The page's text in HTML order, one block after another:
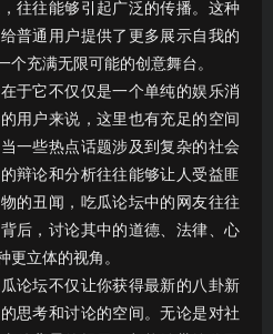
往往能够引起广泛的传播。这种
普通用户提供了更多展示自我的
个充满无限可能的创意舞台。
于它不仅仅是一个单纯的娱乐消
用户来说，这里也有充足的空间
一些热点话题涉及到复杂的社会
辩论和分析往往能够让人受益匪
的丑闻，吃瓜论坛中的网友往往
后，讨论其中的道德、法律、心
更立体的视角。
论坛不仅让你获得最新的八卦新
思考和讨论的空间。无论是对社